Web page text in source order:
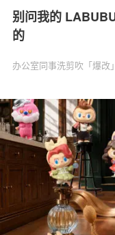
别问我的
的
办公室同事洗剪吹「爆改